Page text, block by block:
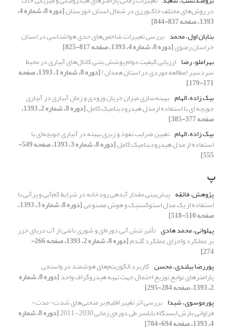
در روش‌های مختلف خاک‌ورزی در شمال استان خوزستان [دوره 8، شماره 4،
1393، صفحه 837-844]
بنایان اول، محمد بررسی تغییرات شاخص‌های حدی هواشناسی در استان
خراسان رضوی[دوره 8، شماره 4، 1393، صفحه 817-825]
بهراملو، رضا ارزیابی کیفیت دوام پوشش بتنی کانال‌های آبیاری در محیط
سردسیر (مطالعه موردی در استان همدان) [دوره 8، شماره 1، 1393، صفحه
171-179]
بیک زاده، الهام بهینه‌سازی میزان جریان ورودی و زمان آبیاری در آبیاری
جویچه ای با استفاده ازمدل هیدرودینامیک کامل [دوره 8، شماره 2، 1393،
صفحه 377-385]
بیک زاده، الهام تعیین ضرایب نفوذ و زبری بهینه در آبیاری جویچه‌ای با
استفاده از مدل هیدرودینامیک کامل [دوره 8، شماره 3، 1393، صفحه 549-
555]
پ
پژوهش، فائقه پیش‌بینی مقدار آبدهی رودخانه در شرایط کم‌آبی و پرآبی با
استفاده از یک مدل استوکستیک و هوش مصنوعی [دوره 8، شماره 3، 1393،
صفحه 510-518]
پهلوانی، محمد هادی تأثیر تنش آبی دوره‌ای و شوری ناشی از آب ‌دریای خزر
بر عملکرد واجزای عملکرد گندم [دوره 8، شماره 2، 1393، صفحه 266-
274]
پوررضا بیلندی، محسن کاربرد الگوریتم‌های هوشمند در واسنجی
پارامترهای توابع توزیع احتمال جهت تهیه هیدروگراف واحد [دوره 8، شماره
2، 1393، صفحه 284-295]
پورموسوی، شیدا بررسی اثر تغییر اقلیم بر منحنی‌های شدت- مدت-
فراوانی بارش ایستگاه بابلسر طی دوره‌ی زمانی 2030- 2011 [دوره 8، شماره
4، 1393، صفحه 694-704]